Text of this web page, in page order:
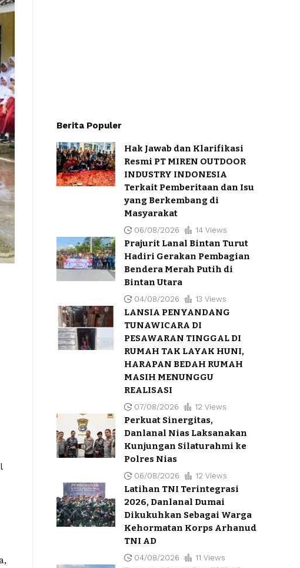
Berita Populer
Hak Jawab dan Klarifikasi
Resmi PT MIREN OUTDOOR
INDUSTRY INDONESIA
Terkait Pemberitaan dan Isu
yang Berkembang di
Masyarakat
06/08/2026 14 Views
Prajurit Lanal Bintan Turut
Hadiri Gerakan Pembagian
Bendera Merah Putih di
Bintan Utara
04/08/2026 13 Views
LANSIA PENYANDANG
TUNAWICARA DI
PESAWARAN TINGGAL DI
RUMAH TAK LAYAK HUNI,
HARAPAN BEDAH RUMAH
MASIH MENUNGGU
REALISASI
07/08/2026 12 Views
Perkuat Sinergitas,
Danlanal Nias Laksanakan
Kunjungan Silaturahmi ke
Polres Nias
06/08/2026 12 Views
Latihan TNI Terintegrasi
2026, Danlanal Dumai
Dikukuhkan Sebagai Warga
Kehormatan Korps Arhanud
TNI AD
04/08/2026 11 Views